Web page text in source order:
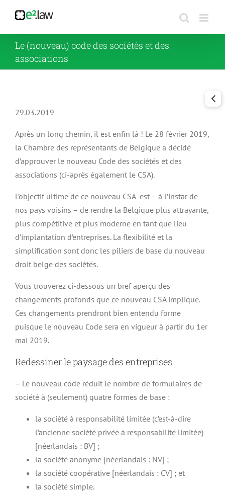
contenu
Le (nouveau) code des sociétés et des
associations
29.03.2019
Après un long chemin, il est enfin là ! Le 28 février 2019,
la Chambre des représentants de Belgique a décidé
d’approuver le nouveau Code des sociétés et des
associations (ci-après également le CSA).
L’objectif ultime de ce nouveau CSA est – à l’instar de
nos pays voisins – de rendre la Belgique plus attrayante,
plus compétitive et plus moderne en tant que lieu
d’implantation d’entreprises. La flexibilité et la
simplification sont donc les piliers de base du nouveau
droit belge des sociétés.
Vous trouverez ci-dessous un bref aperçu des
changements profonds que ce nouveau CSA implique.
Ces changements prendront bien entendu forme
puisque le nouveau Code sera en vigueur à partir du 1er
mai 2019.
Redessiner le paysage des entreprises
– Le nouveau code réduit le nombre de formulaires de
société à (seulement) quatre formes de base :
la société à responsabilité limitée (c’est-à-dire
l’ancienne société privée à responsabilité limitée)
[néerlandais : BV] ;
la société anonyme [néerlandais : NV] ;
la société coopérative [néerlandais : CV] ; et
la société simple.